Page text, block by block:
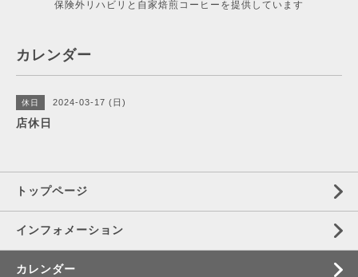
保険外リハビリと自家焙煎コーヒーを提供しています
カレンダー
休日 2024-03-17 (日)
店休日
トップページ
インフォメーション
カレンダー